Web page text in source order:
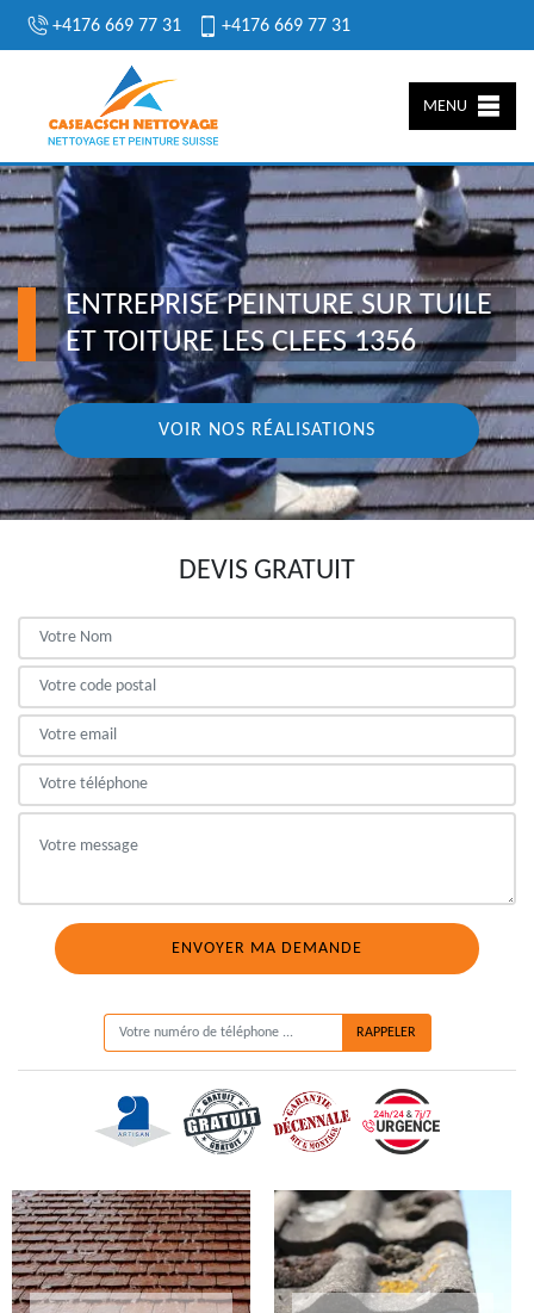
+4176 669 77 31 +4176 669 77 31
MENU
ENTREPRISE PEINTURE SUR TUILE
ET TOITURE LES CLEES 1356
VOIR NOS RÉALISATIONS
DEVIS GRATUIT